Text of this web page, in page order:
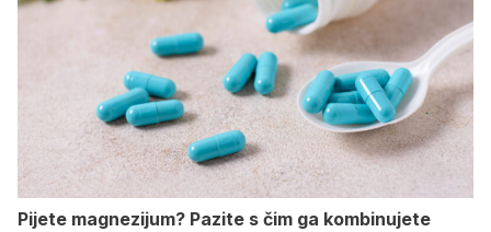
Pijete magnezijum? Pazite s čim ga kombinujete